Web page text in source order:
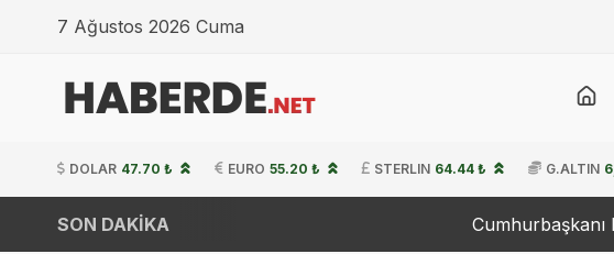
7 Ağustos 2026 Cuma
DOLAR 47.70 ₺ EURO 55.20 ₺ STERLIN 64.44 ₺ G.ALTIN
SON DAKİKA Cumhurbaşkanı Erdoğan,